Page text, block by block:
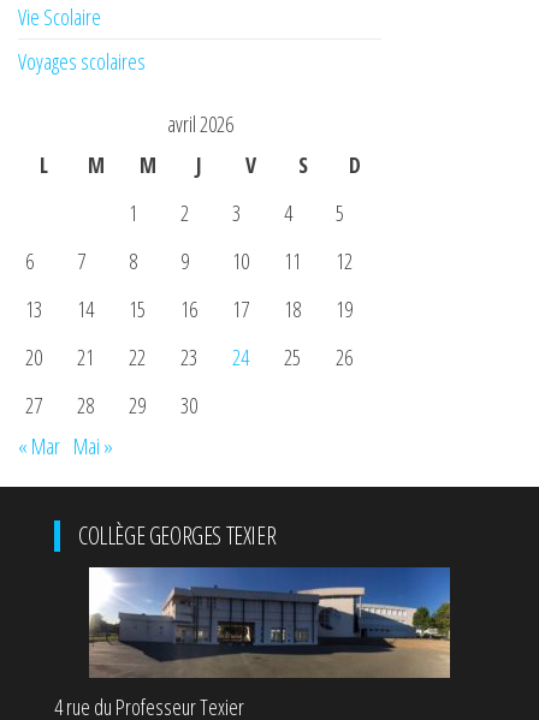
Vie Scolaire
Voyages scolaires
avril 2026
L
M M J V S
D
1
2 3 4
5
6
7 8 9 10 11
12
13
14 15 16 17 18
19
20
21 22 23 24 25
26
27
28 29
30
« Mar Mai »
COLLÈGE GEORGES TEXIER
4 rue du Professeur Texier